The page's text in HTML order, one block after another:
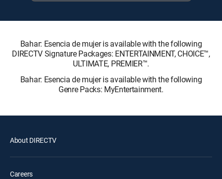
Bahar: Esencia de mujer is available with the following
DIRECTV Signature Packages: ENTERTAINMENT, CHOICE™,
ULTIMATE, PREMIER™.
Bahar: Esencia de mujer is available with the following
Genre Packs: MyEntertainment.
About DIRECTV
Careers